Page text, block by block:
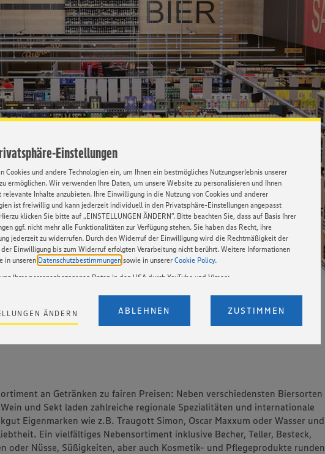
Einstellungen
Cookies und andere Technologien ein, um Ihnen ein bestmögliches Nutzungserlebnis unserer
ermöglichen. Wir verwenden Ihre Daten, um unsere Website zu personalisieren und Ihnen
relevante Inhalte anzubieten. Ihre Einwilligung in die Nutzung von Cookies und anderer
ist freiwillig und kann jederzeit individuell in den Privatsphäre-Einstellungen angepasst
klicken Sie bitte auf „EINSTELLUNGEN ÄNDERN”. Bitte beachten Sie, dass auf Basis Ihrer
ggf. nicht mehr alle Funktionalitäten zur Verfügung stehen. Sie haben das Recht, ihre
jederzeit zu widerrufen. Durch den Widerruf der Einwilligung wird die Rechtmäßigkeit der
Einwilligung bis zum Widerruf erfolgten Verarbeitung nicht berührt. Weitere Informationen
in unseren Datenschutzbestimmungen sowie in unserer Cookie Policy.
Ihrer personenbezogenen Daten in den USA durch YouTube und Vimeo:
auf unserer Webseite Videos von YouTube und Vimeo ein. Wenn Sie auf „Zustimmen” klicken,
a) DSGVO ein, dass Ihre Daten (IP-Adresse, Zeitstempel, ggf. Nutzerverhalten auf unserer
an die Anbieter der Dienste YouTube und Vimeo in den USA übermittelt und dort verarbeitet
ÄNDERN ABLEHNEN ZUSTIMMEN
an Getränken zu fairen Preisen: Neben verschiedensten Biersorten
und Sekt laden zahlreiche regionale Spezialitäten und internationale
Eigenmarken wie z.B. Traugott Simon, Oscar Maxxum oder Wasser und
Ein vielfältiges Nebensortiment inklusive Becher, Teller, Besteck,
oder Nüsse, Süßigkeiten, aber auch Kosmetik- und Pflegeprodukte runden